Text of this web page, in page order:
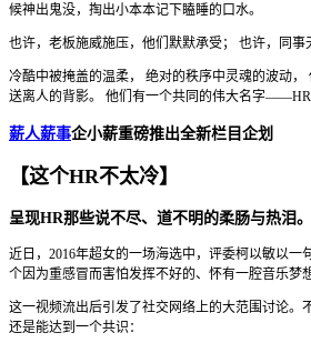
候神出鬼没，掏出小本本记下瞌睡的口水。
也许，老板施威施压，他们默默承受； 也许，同事
冷酷中被掩盖的温柔， 绝对的秩序中灵魂的波动，
送离人的背影。 他们有一个共同的伟大名字——HR
薪人薪事企小薪重磅推出全新栏目企划
【这个HR不太冷】
呈现HR那些说不尽、道不明的柔肠与热泪。
近日，2016年超女的一场海选中，评委柯以敏以一
个因为重感冒而害怕发挥不好的、怀有一腔音乐梦
这一视频流出后引发了社交网络上的大范围讨论。
还是能达到一个共识：